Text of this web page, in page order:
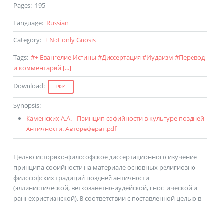
Pages: 195
Language: Russian
Category: + Not only Gnosis
Tags: #+ Евангелие Истины #Диссертация #Иудаизм #Перевод
и комментарий [...]
Download: PDF
Synopsis:
Каменских А.А. - Принцип софийности в культуре поздней
Античности. Автореферат.pdf
Целью историко-философское диссертационного изучение
принципа софийности на материале основных религиозно-
философских традиций поздней античности
(эллинистической, ветхозаветно-иудейской, гностической и
раннехристианской). В соответствии с поставленной целью в